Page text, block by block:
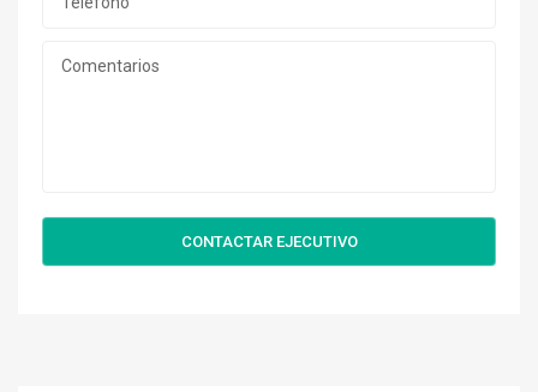
CONTACTAR EJECUTIVO